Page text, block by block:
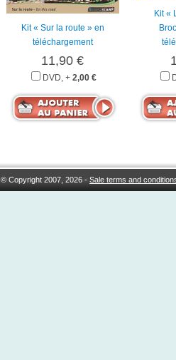
Kit « Sur la route » en
téléchargement
11,90 €
DVD, + 2,00 €
Kit «
© Copyright 2007, 2026 -Sale terms and